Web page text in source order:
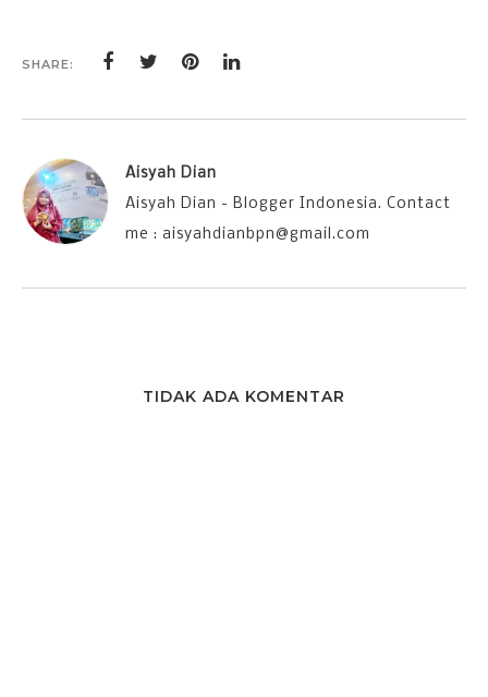
SHARE:
Aisyah Dian
Aisyah Dian - Blogger Indonesia. Contact
me : aisyahdianbpn@gmail.com
TIDAK ADA KOMENTAR